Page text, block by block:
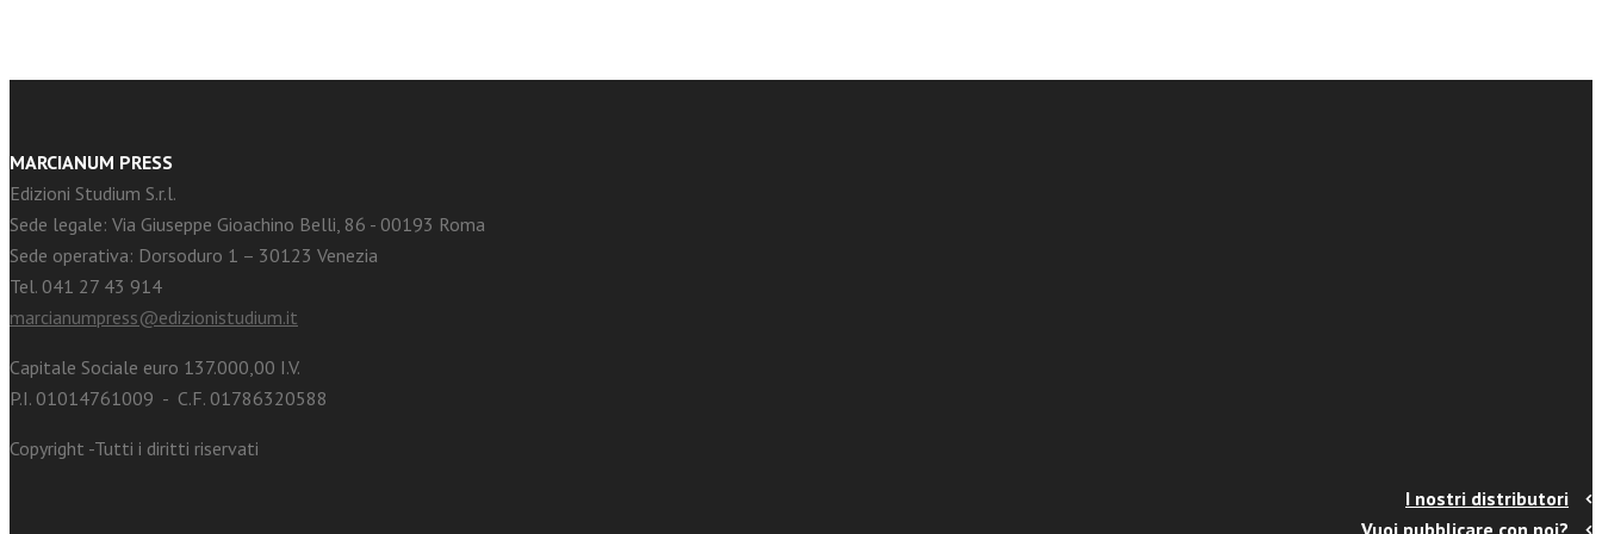
MARCIANUM PRESS
Edizioni Studium S.r.l.
Sede legale: Via Giuseppe Gioachino Belli, 86 - 00193 Roma
Sede operativa: Dorsoduro 1 – 30123 Venezia
Tel. 041 27 43 914
marcianumpress@edizionistudium.it
Capitale Sociale euro 137.000,00 I.V.
P.I. 01014761009 - C.F. 01786320588
Copyright -Tutti i diritti riservati
I nostri distributori
Vuoi pubblicare con noi?